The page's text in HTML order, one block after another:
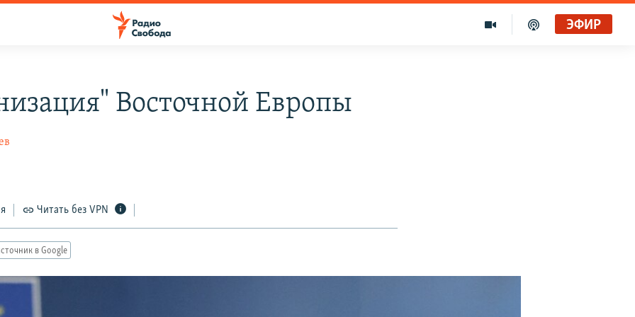
ЭФИР
Восточной Европы
Читать без VPN
в Google